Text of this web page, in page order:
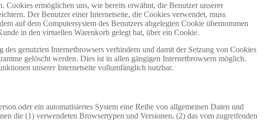
ermöglichen uns, wie bereits erwähnt, die Benutzer unserer
Der Benutzer einer Internetseite, die Cookies verwendet, muss
auf dem Computersystem des Benutzers abgelegten Cookie übernommen
in den virtuellen Warenkorb gelegt hat, über ein Cookie.
genutzten Internetbrowsers verhindern und damit der Setzung von Cookies
gelöscht werden. Dies ist in allen gängigen Internetbrowsern möglich.
unserer Internetseite vollumfänglich nutzbar.
oder ein automatisiertes System eine Reihe von allgemeinen Daten und
die (1) verwendeten Browsertypen und Versionen, (2) das vom zugreifenden